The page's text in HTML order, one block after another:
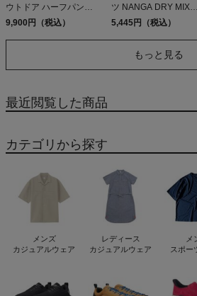
ウトドア ハーフパンツ
水陸両用 カジュアル パ
軽量 NANGA
9,900円（税込）
ツ NANGA DRY MIX
PIVOT SLEEVE TEE
5,445円（税込）
もっと見る
最近閲覧した商品
カテゴリから探す
メンズ
カジュアルウェア
レディース
カジュアルウェア
メ
スポー